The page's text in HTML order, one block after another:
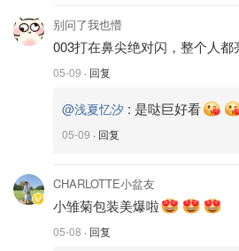
别问了我也懵
003打在鼻尖绝对闪，整个人都
05-09 · 回复
@浅夏忆汐 : 是哒巨好看
05-09 · 回复
CHARLOTTE小盆友
小雏菊包装美爆啦
05-08 · 回复